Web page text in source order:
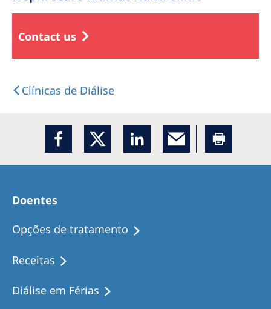
Contact us
Clínicas de Diálise
Doentes
Opções de tratamento
Receitas
Diálise em Férias